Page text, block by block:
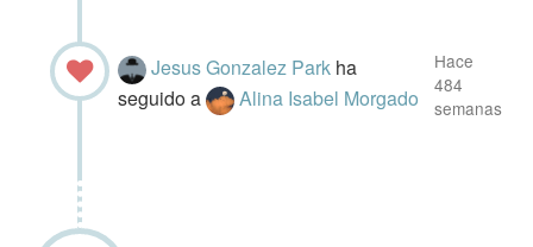
Jesus Gonzalez Park ha
seguido a
Alina Isabel Morgado
Hace
484
semanas